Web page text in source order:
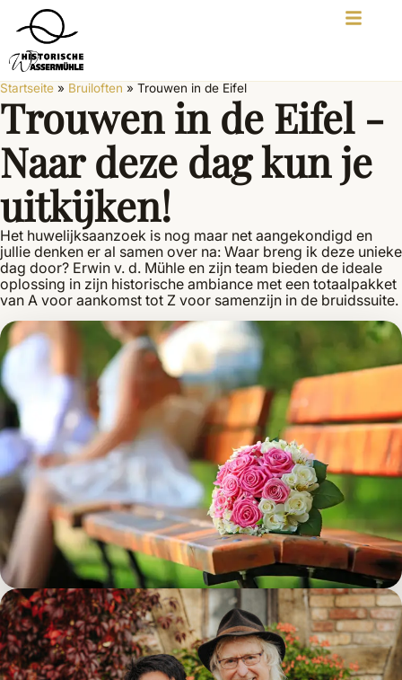
Startseite » Bruiloften » Trouwen in de Eifel
Trouwen in de Eifel -
Naar deze dag kun je
uitkijken!
Het huwelijksaanzoek is nog maar net aangekondigd en
jullie denken er al samen over na: Waar breng ik deze unieke
dag door? Erwin v. d. Mühle en zijn team bieden de ideale
oplossing in zijn historische ambiance met een totaalpakket
van A voor aankomst tot Z voor samenzijn in de bruidssuite.